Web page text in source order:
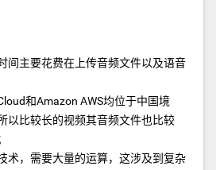
间主要花费在上传音频文件以及语音
和Amazon AWS均位于中国境
以比较长的视频其音频文件也比较
术，需要大量的运算，这涉及到复杂